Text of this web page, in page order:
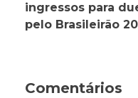
ingressos para
pelo Brasileirão
Comentários